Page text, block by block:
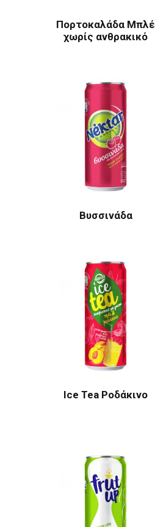
Πορτοκαλάδα Μπλέ
χωρίς ανθρακικό
Βυσσινάδα
Ice Tea Ροδάκινο